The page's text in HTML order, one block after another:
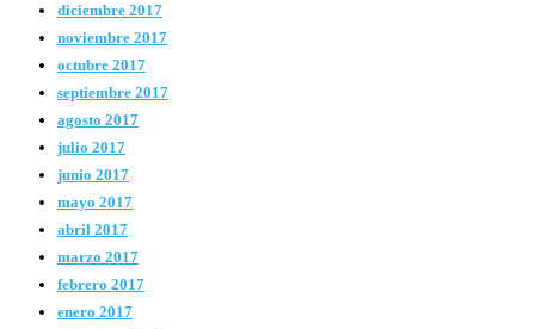
diciembre 2017
noviembre 2017
octubre 2017
septiembre 2017
agosto 2017
julio 2017
junio 2017
mayo 2017
abril 2017
marzo 2017
febrero 2017
enero 2017